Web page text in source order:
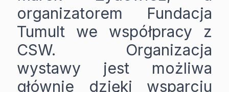
organizatorem Fundacja
Tumult we współpracy z
CSW. Organizacja
wystawy jest możliwa
głównie dzięki wsparciu